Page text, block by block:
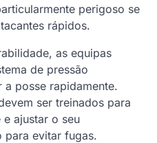
perigoso se
rápidos.
as equipas
de pressão
posse rapidamente.
ser treinados para
ajustar o seu
para evitar fugas.